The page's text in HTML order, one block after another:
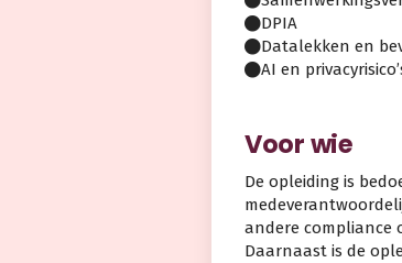
DPIA
Datalekken en
AI en
Voor wie
De opleiding is
andere compliance
Daarnaast is de